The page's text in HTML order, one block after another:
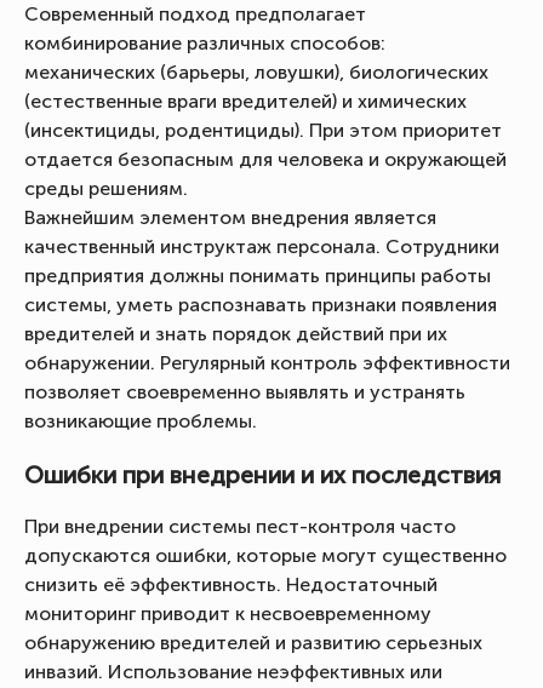
Современный подход предполагает
комбинирование различных способов:
механических (барьеры, ловушки), биологических
(естественные враги вредителей) и химических
(инсектициды, родентициды). При этом приоритет
отдается безопасным для человека и окружающей
среды решениям.
Важнейшим элементом внедрения является
качественный инструктаж персонала. Сотрудники
предприятия должны понимать принципы работы
системы, уметь распознавать признаки появления
вредителей и знать порядок действий при их
обнаружении. Регулярный контроль эффективности
позволяет своевременно выявлять и устранять
возникающие проблемы.
Ошибки при внедрении и их последствия
При внедрении системы пест-контроля часто
допускаются ошибки, которые могут существенно
снизить её эффективность. Недостаточный
мониторинг приводит к несвоевременному
обнаружению вредителей и развитию серьезных
инвазий. Использование неэффективных или